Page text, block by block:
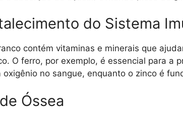
do Sistema
contém vitaminas e minerais que
O ferro, por exemplo, é essencial para a
no sangue, enquanto o zinco é
Óssea